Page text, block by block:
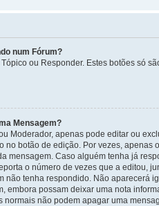
num Fórum?
ou Responder. Estes botões só
Mensagem?
Moderador, apenas pode editar ou
no botão de edição. Por vezes, apenas
mensagem. Caso alguém tenha já
o número de vezes que a editou,
não tenha respondido. Não aparecerá
embora possam deixar uma nota
normais não podem apagar uma